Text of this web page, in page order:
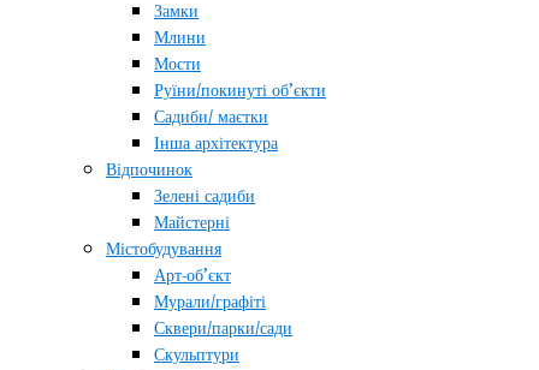
Замки
Млини
Мости
Руїни/покинуті об’єкти
Садиби/ маєтки
Інша архітектура
Відпочинок
Зелені садиби
Майстерні
Містобудування
Арт-об’єкт
Мурали/графіті
Сквери/парки/сади
Скульптури